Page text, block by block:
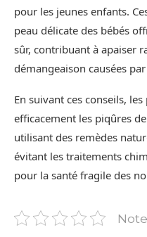
pour les jeunes enfants.
peau délicate des bébés
sûr, contribuant à apaiser
démangeaison causées
En suivant ces conseils,
efficacement les piqûres
utilisant des remèdes
évitant les traitements
pour la santé fragile des